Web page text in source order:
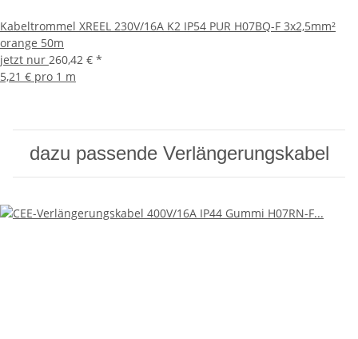
Kabeltrommel XREEL 230V/16A K2 IP54 PUR H07BQ-F 3x2,5mm²
orange 50m
jetzt nur 260,42 € *
5,21 € pro 1 m
dazu passende Verlängerungskabel